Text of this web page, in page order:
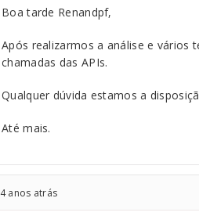
Boa tarde Renandpf,
Após realizarmos a análise e vários
chamadas das APIs.
Qualquer dúvida estamos a
Até mais.
4 anos atrás